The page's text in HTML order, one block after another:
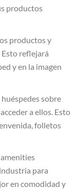
productos
productos y
Esto reflejará
y en la imagen
sobre
a ellos. Esto
folletos
para
en comodidad y